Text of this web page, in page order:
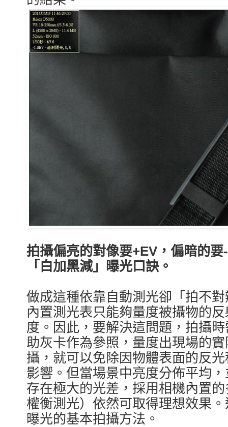
拍攝偏亮的對像要+EV， 偏暗的
「白加黑減」曝光口訣。
做成這種依靠自動測光卻「拍不
內置測光表只能夠量度被攝物的
度。因此，要解決這問題，拍攝
助灰卡作為參照，量度出現場的
攝，就可以免除因物體表面的反
影響。但當場景中亮度分佈平均
存在極大的光差，採用相機內置
權衡測光）依然可取得理想效果
曝光的基本拍攝方法。